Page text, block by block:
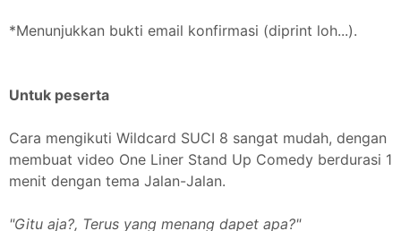
*Menunjukkan bukti email konfirmasi (diprint loh...).
Untuk peserta
Cara mengikuti Wildcard SUCI 8 sangat mudah, dengan
membuat video One Liner Stand Up Comedy berdurasi 1
menit dengan tema Jalan-Jalan.
"Gitu aja?, Terus yang menang dapet apa?"